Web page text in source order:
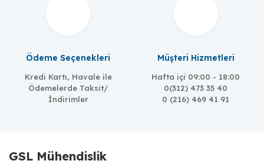
75W/3.2A, 24 VDC, universal 85 to 264 VAC input
Ödeme Seçenekleri
Kredi Kartı, Havale ile
Ödemelerde Taksit/
İndirimler
Müşteri Hizmetleri
Hafta içi 09:00 - 18:00
0(312) 473 35 40
0 (216) 469 41 91
GSL Mühendislik